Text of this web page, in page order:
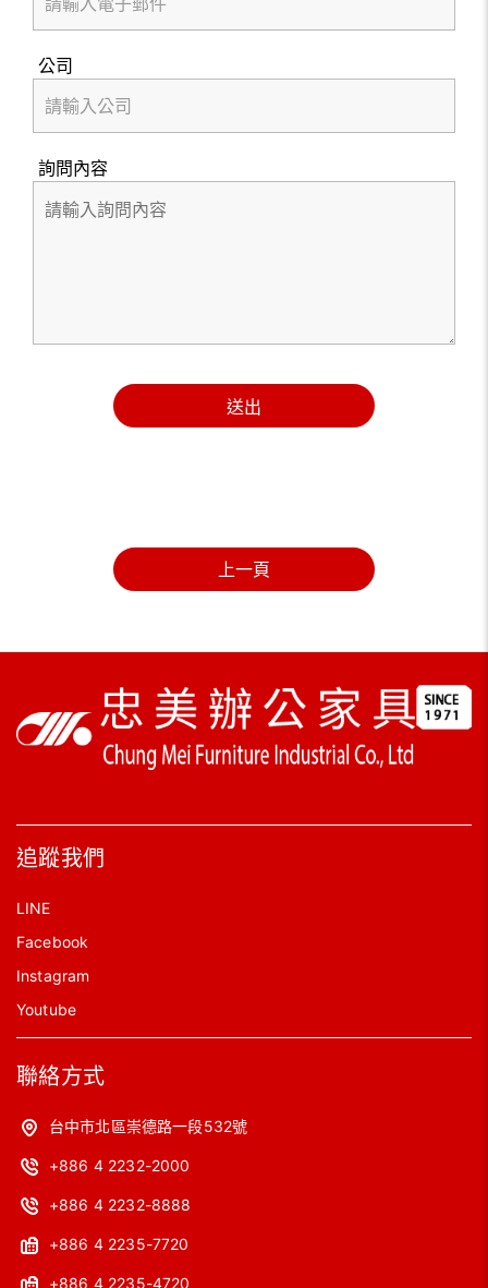
公司
詢問內容
送出
上一頁
追蹤我們
LINE
Facebook
Instagram
Youtube
聯絡方式
台中市北區崇德路一段532號
+886 4 2232-2000
+886 4 2232-8888
+886 4 2235-7720
+886 4 2235-4720